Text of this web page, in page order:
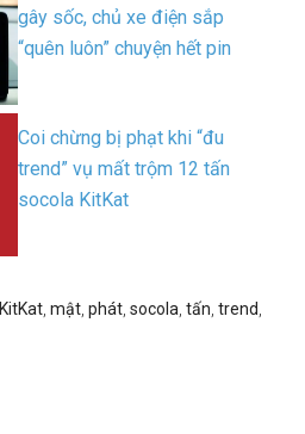
gây sốc, chủ xe điện sắp
“quên luôn” chuyện hết pin
Coi chừng bị phạt khi “đu
trend” vụ mất trộm 12 tấn
socola KitKat
KitKat ,mật ,phát ,socola ,tấn ,trend